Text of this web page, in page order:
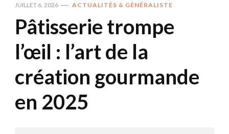
JUILLET 6, 2026 ACTUALITÉS & GÉNÉRALISTE
Pâtisserie trompe
l’œil : l’art de la
création gourmande
en 2025